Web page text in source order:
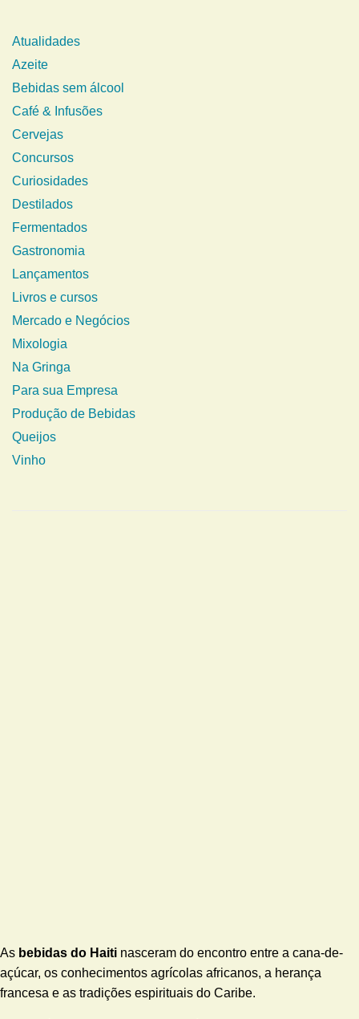
Atualidades
Azeite
Bebidas sem álcool
Café & Infusões
Cervejas
Concursos
Curiosidades
Destilados
Fermentados
Gastronomia
Lançamentos
Livros e cursos
Mercado e Negócios
Mixologia
Na Gringa
Para sua Empresa
Produção de Bebidas
Queijos
Vinho
As bebidas do Haiti nasceram do encontro entre a cana-de-
açúcar, os conhecimentos agrícolas africanos, a herança
francesa e as tradições espirituais do Caribe.